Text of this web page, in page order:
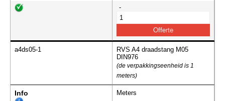
-
a4ds05-1
RVS A4 draadstang M05
DIN976
(de verpakkingseenheid is 1
meters)
Info Meters